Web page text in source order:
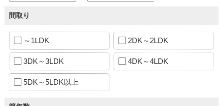
間取り
～1LDK 2DK～2LDK
3DK～3LDK 4DK～4LDK
5DK～5LDK以上